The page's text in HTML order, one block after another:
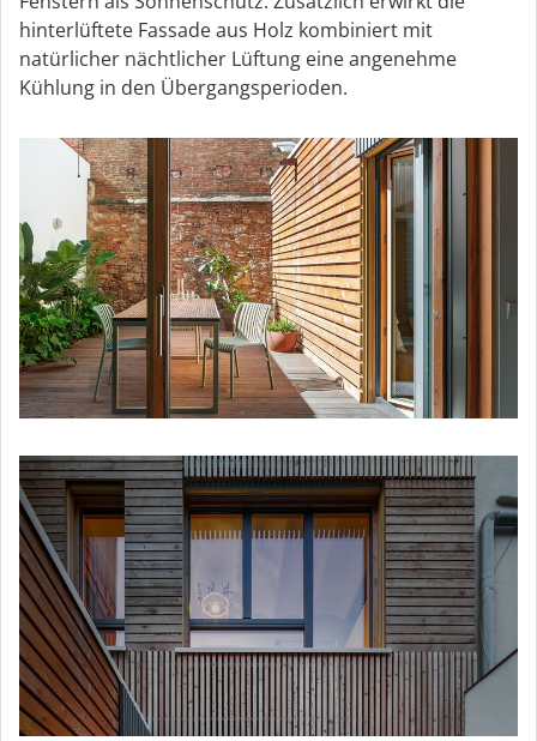
hinterlüftete Fassade aus Holz kombiniert mit
natürlicher nächtlicher Lüftung eine angenehme
Kühlung in den Übergangsperioden.